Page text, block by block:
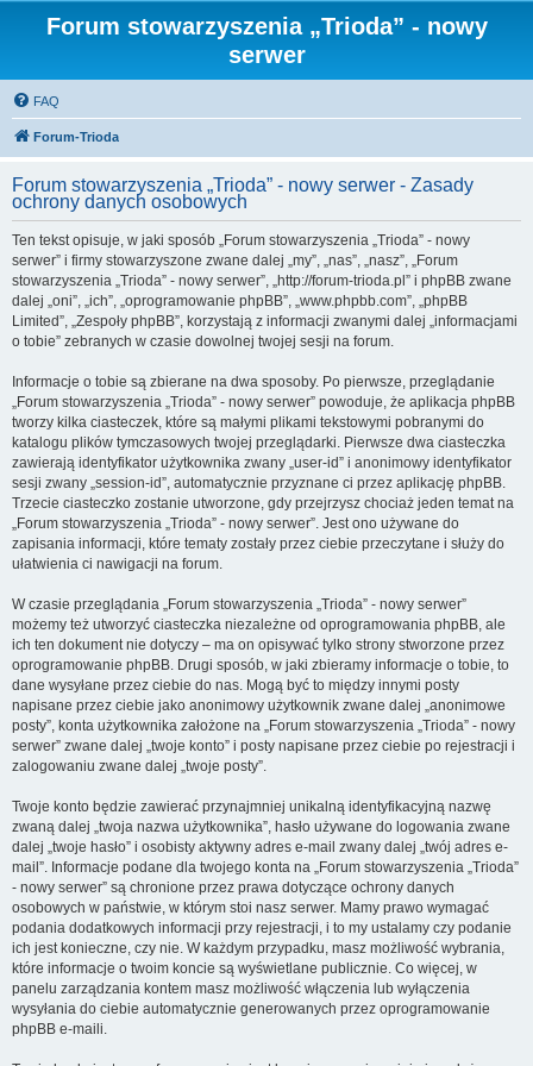
Forum stowarzyszenia „Trioda” - nowy
serwer
FAQ
Forum-Trioda
Forum stowarzyszenia „Trioda” - nowy serwer - Zasady
ochrony danych osobowych
Ten tekst opisuje, w jaki sposób „Forum stowarzyszenia „Trioda” - nowy
serwer” i firmy stowarzyszone zwane dalej „my”, „nas”, „nasz”, „Forum
stowarzyszenia „Trioda” - nowy serwer”, „http://forum-trioda.pl” i phpBB zwane
dalej „oni”, „ich”, „oprogramowanie phpBB”, „www.phpbb.com”, „phpBB
Limited”, „Zespoły phpBB”, korzystają z informacji zwanymi dalej „informacjami
o tobie” zebranych w czasie dowolnej twojej sesji na forum.
Informacje o tobie są zbierane na dwa sposoby. Po pierwsze, przeglądanie
„Forum stowarzyszenia „Trioda” - nowy serwer” powoduje, że aplikacja phpBB
tworzy kilka ciasteczek, które są małymi plikami tekstowymi pobranymi do
katalogu plików tymczasowych twojej przeglądarki. Pierwsze dwa ciasteczka
zawierają identyfikator użytkownika zwany „user-id” i anonimowy identyfikator
sesji zwany „session-id”, automatycznie przyznane ci przez aplikację phpBB.
Trzecie ciasteczko zostanie utworzone, gdy przejrzysz chociaż jeden temat na
„Forum stowarzyszenia „Trioda” - nowy serwer”. Jest ono używane do
zapisania informacji, które tematy zostały przez ciebie przeczytane i służy do
ułatwienia ci nawigacji na forum.
W czasie przeglądania „Forum stowarzyszenia „Trioda” - nowy serwer”
możemy też utworzyć ciasteczka niezależne od oprogramowania phpBB, ale
ich ten dokument nie dotyczy – ma on opisywać tylko strony stworzone przez
oprogramowanie phpBB. Drugi sposób, w jaki zbieramy informacje o tobie, to
dane wysyłane przez ciebie do nas. Mogą być to między innymi posty
napisane przez ciebie jako anonimowy użytkownik zwane dalej „anonimowe
posty”, konta użytkownika założone na „Forum stowarzyszenia „Trioda” - nowy
serwer” zwane dalej „twoje konto” i posty napisane przez ciebie po rejestracji i
zalogowaniu zwane dalej „twoje posty”.
Twoje konto będzie zawierać przynajmniej unikalną identyfikacyjną nazwę
zwaną dalej „twoja nazwa użytkownika”, hasło używane do logowania zwane
dalej „twoje hasło” i osobisty aktywny adres e-mail zwany dalej „twój adres e-
mail”. Informacje podane dla twojego konta na „Forum stowarzyszenia „Trioda”
- nowy serwer” są chronione przez prawa dotyczące ochrony danych
osobowych w państwie, w którym stoi nasz serwer. Mamy prawo wymagać
podania dodatkowych informacji przy rejestracji, i to my ustalamy czy podanie
ich jest konieczne, czy nie. W każdym przypadku, masz możliwość wybrania,
które informacje o twoim koncie są wyświetlane publicznie. Co więcej, w
panelu zarządzania kontem masz możliwość włączenia lub wyłączenia
wysyłania do ciebie automatycznie generowanych przez oprogramowanie
phpBB e-maili.